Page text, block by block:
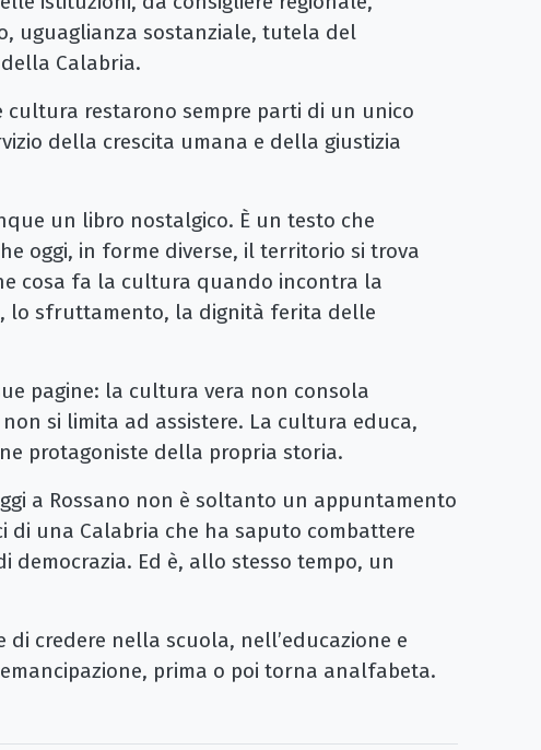
uguaglianza sostanziale, tutela del
Calabria.
restarono sempre parti di un unico
della crescita umana e della giustizia
un libro nostalgico. È un testo che
oggi, in forme diverse, il territorio si trova
cosa fa la cultura quando incontra la
lo sfruttamento, la dignità ferita delle
pagine: la cultura vera non consola
si limita ad assistere. La cultura educa,
protagoniste della propria storia.
a Rossano non è soltanto un appuntamento
una Calabria che ha saputo combattere
democrazia. Ed è, allo stesso tempo, un
di credere nella scuola, nell’educazione e
prima o poi torna analfabeta.